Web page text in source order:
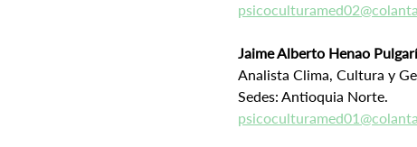
Jaime Alberto Henao
Analista Clima, Cultura y
Sedes: Antioquia Norte.